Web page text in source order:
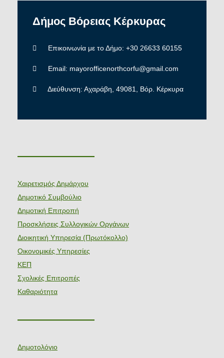
Δήμος Βόρειας Κέρκυρας
Επικοινωνία με το Δήμο: +30 26633 60155
Email: mayorofficenorthcorfu@gmail.com
Διεύθυνση: Αχαράβη, 49081, Βόρ. Κέρκυρα
———————
Χαιρετισμός Δημάρχου
Δημοτικό Συμβούλιο
Δημοτική Επιτροπή
Προσκλήσεις Συλλογικών Οργάνων
Διοικητική Υπηρεσία (Πρωτόκολλο)
Οικονομικές Υπηρεσίες
ΚΕΠ
Σχολικές Επιτροπές
Καθαριότητα
———————
Δημοτολόγιο